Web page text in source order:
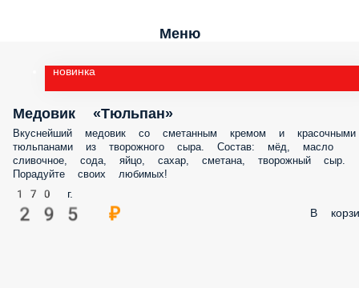
Меню
новинка
Медовик «Тюльпан»
Вкуснейший медовик со сметанным кремом и красочными
тюльпанами из творожного сыра. Состав: мёд, масло
сливочное, сода, яйцо, сахар, сметана, творожный сыр.
Порадуйте своих любимых!
170 г.
295 ₽ В